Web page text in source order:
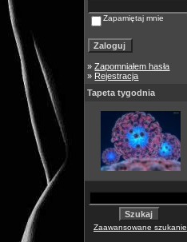
Zapamiętaj mnie
»Zapomniałem hasła
» Rejestracja
Tapeta tygodnia
Zaawansowane szukanie